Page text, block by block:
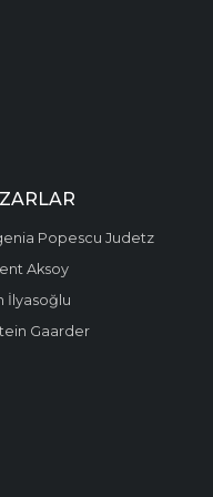
Popescu Judetz
Aksoy
İlyasoğlu
Gaarder